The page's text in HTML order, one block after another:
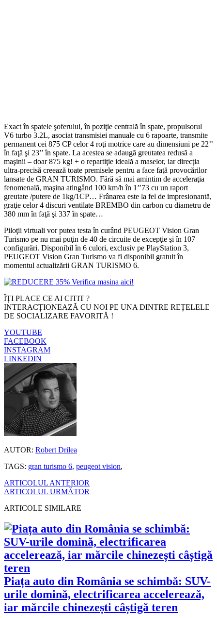
Exact în spatele şoferului, în poziţie centrală în spate, propulsorul
V6 turbo 3.2L, asociat transmisiei manuale cu 6 rapoarte, transmite
permanent cei 875 CP celor 4 roţi motrice care au dimensiuni pe 22’’
în faţă şi 23’’ în spate. La acestea se adaugă greutatea redusă a
maşinii – doar 875 kg! + o repartiţie ideală a maselor, iar direcţia
ultra-precisă creează toate premisele pentru a face faţă provocărilor
lansate de GRAN TURISMO. Fără să mai amintim de acceleraţia
fenomenală, maşina atingând 100 km/h în 1’’73 cu un raport
greutate /putere de 1kg/1CP… Frânarea este la fel de impresionantă,
graţie celor 4 discuri ventilate BREMBO din carbon cu diametru de
380 mm în faţă şi 337 în spate…
Piloţii virtuali vor putea testa în curând PEUGEOT Vision Gran
Turismo pe nu mai puţin de 40 de circuite de excepţie şi în 107
configurări. Disponibil în 6 culori, exclusiv pe PlayStation 3,
PEUGEOT Vision Gran Turismo va fi disponibil gratuit în
momentul actualizării GRAN TURISMO 6.
ÎȚI PLACE CE AI CITIT ?
INTERACȚIONEAZĂ CU NOI PE UNA DINTRE REȚELELE
DE SOCIALIZARE FAVORITĂ !
YOUTUBE
FACEBOOK
INSTAGRAM
LINKEDIN
AUTOR: Robert Drilea
TAGS: gran turismo 6, peugeot vision,
ARTICOLUL ANTERIOR
ARTICOLUL URMĂTOR
ARTICOLE SIMILARE
Piața auto din România se schimbă: SUV-
urile domină, electrificarea accelerează,
iar mărcile chinezești câștigă teren